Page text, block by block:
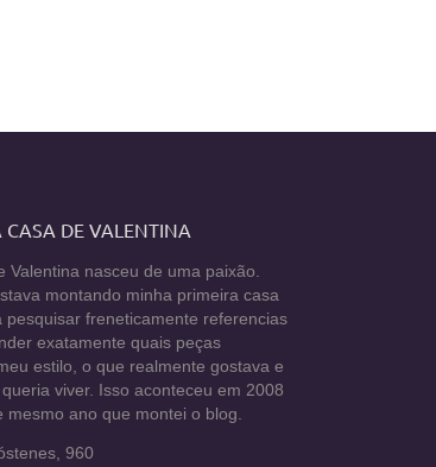
CASA DE VALENTINA
Valentina nasceu de uma paixão.
montando minha primeira casa
pesquisar freneticamente referencias
exatamente quais peças
estilo, o que realmente gostava e
viver. Isso aconteceu em 2008
mesmo ano que montei o blog.
960